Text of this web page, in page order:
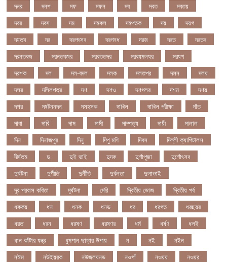
দনর
দনশ দফ দফন দব দবত
দবতয়
দবর
দবস দম দমকল দমপতক দয়
দয়গ
দযতব
দর দরগৎসব দরগনধ দরজ দরত
দরতব
দরনতবজ
দরনতবজর দরবততদর দরবযমলযর
দরযগ
দরশক
দল দল-বদল দলক দলতপর দলন
দলয়
দলর
দলিলপত্র দশ দশও দশগলর দশম
দশয়
দশর
দষটননদন দসহসক দাখিল দাখিল পরীক্ষা
দাঁত
দাবা
দাবি দাম দামী দাম্পত্য দায়ী
দালাল
দিন
দিনাজপুর দিনু দিপু মণি দিবস
দিল্লী ক্যাপিটালস
দীর্ঘতম
দু দুই ভাই দুদক দুর্গাপূজা
দুর্গোৎসব
দুর্ঘটনা
দুর্ণীতি দুর্নীতি দুর্বলতা
দুলাভাই
দূর পরবাস কবিতা
দূর্ঘটনা দেরি দ্বিতীয় ডোজ
দ্বিতীয় পর্ব
ধককয়
ধন ধনক ধনড ধর ধরগত
ধরছয়র
ধরত
ধরন ধরষণ ধরষণর ধর্ম ধর্ষণ
ধলই
ধান কাঁটার যন্ত্র
ধুমপান ছাড়ার উপায় ন নই
নইন
নঈম
নউইয়রক নউজলযনড নওগাঁ নওয়য়
নওয়র